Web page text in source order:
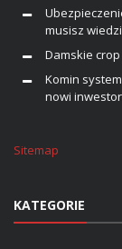
musisz
Damskie
Komin
nowi
Sitemap
KATEGORIE